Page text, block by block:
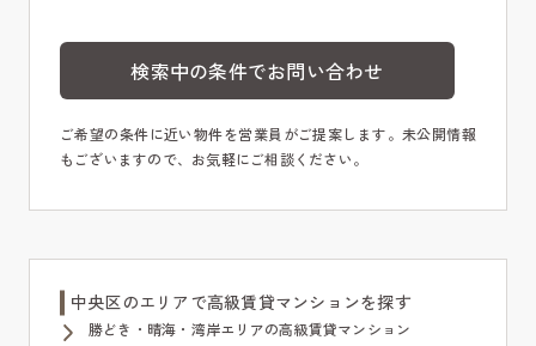
検索中の条件でお問い合わせ
ご希望の条件に近い物件を営業員がご提案します。未公開情報
もございますので、お気軽にご相談ください。
中央区のエリアで高級賃貸マンションを探す
勝どき・晴海・湾岸エリアの高級賃貸マンション